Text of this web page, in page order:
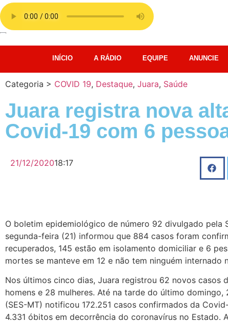
INÍCIO A RÁDIO EQUIPE ANUNCIE
Categoria > COVID 19, Destaque, Juara, Saúde
Juara registra nova
Covid-19 com 6
21/12/202018:17
O boletim epidemiológico de número 92 divulgado pela
segunda-feira (21) informou que 884 casos foram
recuperados, 145 estão em isolamento domiciliar e 6
mortes se manteve em 12 e não tem ninguém internado
Nos últimos cinco dias, Juara registrou 62 novos casos
homens e 28 mulheres. Até na tarde do último
(SES-MT) notificou 172.251 casos confirmados da
4.331 óbitos em decorrência do coronavírus no